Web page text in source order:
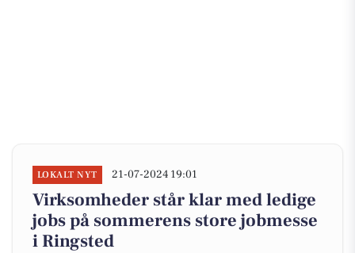
LOKALT NYT 21-07-2024 19:01
Virksomheder står klar med ledige
jobs på sommerens store jobmesse
i Ringsted